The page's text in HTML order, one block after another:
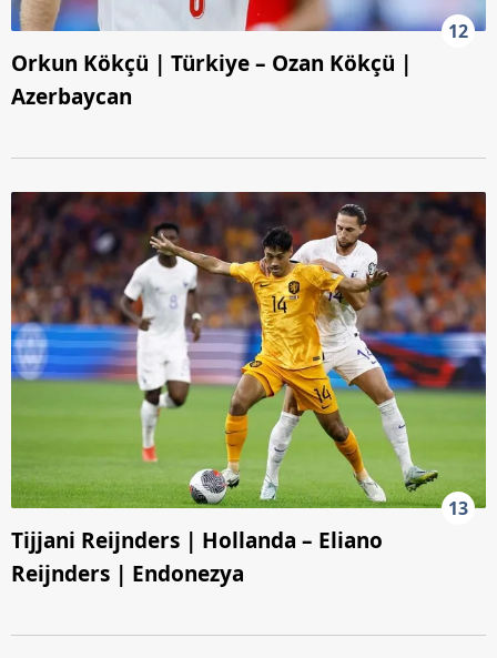
12
Orkun Kökçü | Türkiye – Ozan Kökçü |
Azerbaycan
13
Tijjani Reijnders | Hollanda – Eliano
Reijnders | Endonezya